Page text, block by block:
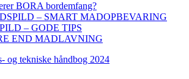
BORA bordemfang?
– SMART MADOPBEVARING
– GODE TIPS
END MADLAVNING
og tekniske håndbog 2024